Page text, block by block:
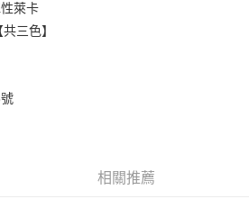
品之後才付款」的支付方式。 讓您購物簡單
萊卡
三色】
相關推薦